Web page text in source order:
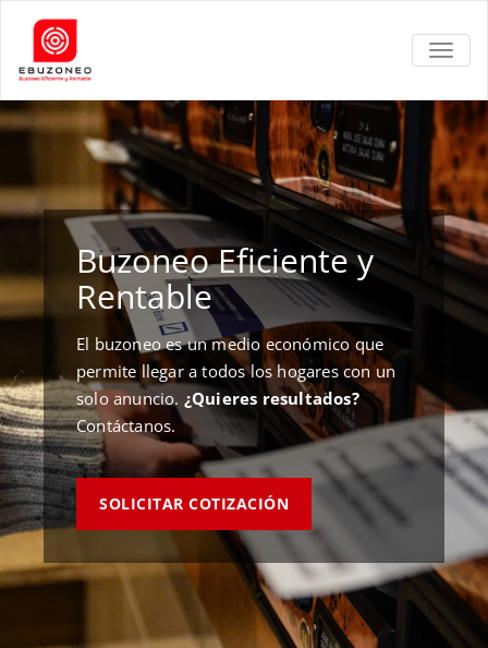
Buzoneo Eficiente y
Rentable
El buzoneo es un medio económico que
permite llegar a todos los hogares con un
solo anuncio. ¿Quieres resultados?
Contáctanos.
SOLICITAR COTIZACIÓN